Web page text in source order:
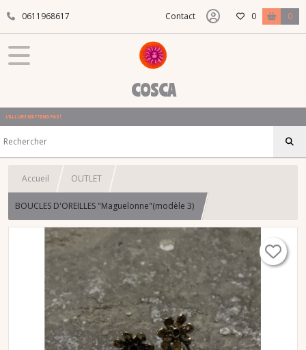
0611968617 Contact 0 0
COSCA
L'ALLURE N'ATTEND PAS !
Accueil OUTLET
BOUCLES D'OREILLES "Maguelonne"(modèle 3)